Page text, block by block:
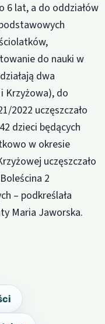
6 lat, a do oddziałów
do nauki w
dwa
Krzyżowa), do
2022 uczęszczało
dzieci będących
w okresie
uczęszczało
2
– podkreślała
Maria Jaworska.